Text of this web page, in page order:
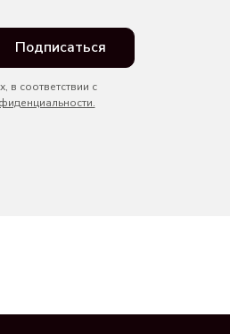
Подписаться
в соответствии с